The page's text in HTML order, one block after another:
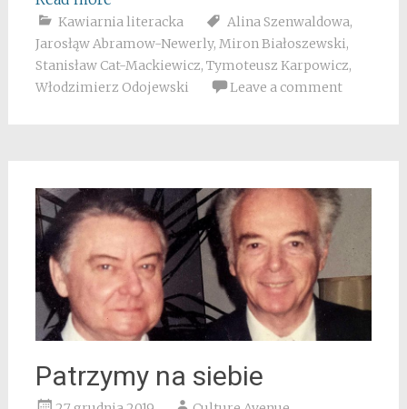
Kawiarnia literacka Alina Szenwaldowa,
Jarosłąw Abramow-Newerly, Miron Białoszewski,
Stanisław Cat-Mackiewicz, Tymoteusz Karpowicz,
Włodzimierz Odojewski
Leave a comment
Patrzymy na siebie